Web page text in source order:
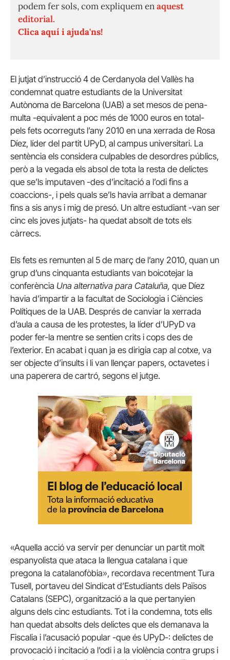
podem fer sols, com expliquem enaquest
editorial.
Clica aquí i ajuda'ns!
El jutjat d’instrucció 4 de Cerdanyola del Vallès ha
condemnat quatre estudiants de la Universitat
Autònoma de Barcelona (UAB) a set mesos de pena-
multa -equivalent a poc més de 1000 euros en total-
pels fets ocorreguts l’any 2010 en una xerrada de Rosa
Díez, líder del partit UPyD, al campus universitari. La
sentència els considera culpables de desordres públics,
però a la vegada els absol de tota la resta de delictes
que se’ls imputaven -des d’incitació a l’odi fins a
coaccions-, i pels quals se’ls havia arribat a demanar
fins a sis anys i mig de presó. Un altre estudiant -van ser
cinc els joves jutjats- ha quedat absolt de tots els
càrrecs.
Els fets es remunten al 5 de març de l’any 2010, quan un
grup d’uns cinquanta estudiants van boicotejar la
conferència Una alternativa para Cataluña, que Díez
havia d’impartir a la facultat de Sociologia i Ciències
Polítiques de la UAB. Després de canviar la xerrada
d’aula a causa de les protestes, la líder d’UPyD va
poder fer-la mentre se sentien crits i cops des de
l’exterior. En acabat i quan ja es dirigia cap al cotxe, va
ser objecte d’insults i li van llençar papers, octavetes i
una paperera de cartró, segons el jutge.
«Aquella acció va servir per denunciar un partit molt
espanyolista que ataca la llengua catalana i que
pregona la catalanofòbia», recordava recentment Tura
Tusell, portaveu del Sindicat d’Estudiants dels Països
Catalans (SEPC), organització a la que pertanyien
alguns dels cinc estudiants. Tot i la condemna, tots ells
han quedat absolts dels delictes que els demanava la
Fiscalia i l’acusació popular -que és UPyD-: delictes de
provocació i incitació a l’odi i a la violència contra grups i